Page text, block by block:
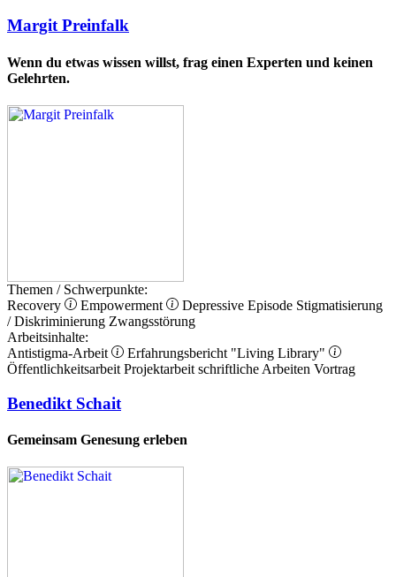
Margit Preinfalk
Wenn du etwas wissen willst, frag einen Experten und keinen
Gelehrten.
Themen / Schwerpunkte:
Recovery
Empowerment Depressive Episode Stigmatisierung
/ Diskriminierung Zwangsstörung
Arbeitsinhalte:
Antistigma-Arbeit
Erfahrungsbericht "Living Library"
Öffentlichkeitsarbeit Projektarbeit schriftliche Arbeiten Vortrag
Benedikt Schait
Gemeinsam Genesung erleben